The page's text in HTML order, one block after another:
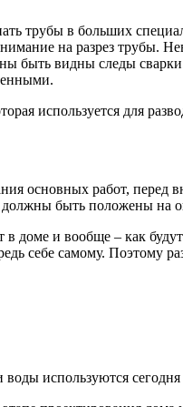
трубы в больших
на разрез трубы.
быть видны следы
используется для
основных работ, перед
быть положены на
в доме и вообще – как
себе самому. Поэтому
используются